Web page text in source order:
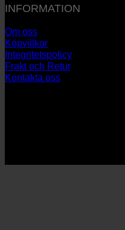
INFORMATION
Om oss
Köpvillkor
Integritetspolicy
Frakt och Retur
Kontakta oss